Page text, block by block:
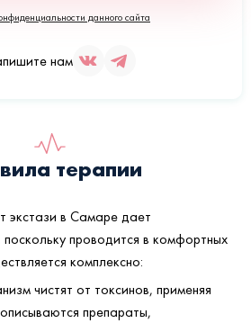
данного сайта
нам
терапии
экстази в Самаре дает
проводится в комфортных
комплексно:
чистят от токсинов, применяя
препараты,